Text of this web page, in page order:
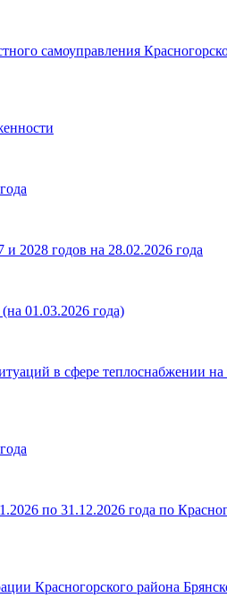
самоуправления
2028 годов на 28.02.2026 года
01.03.2026 года)
в сфере теплоснабжении
по 31.12.2026 года по
Красногорского района